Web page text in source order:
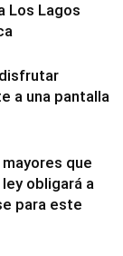
Los Lagos
a una pantalla
que
obligará a
para este